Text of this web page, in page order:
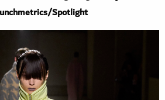
Spotlight ©